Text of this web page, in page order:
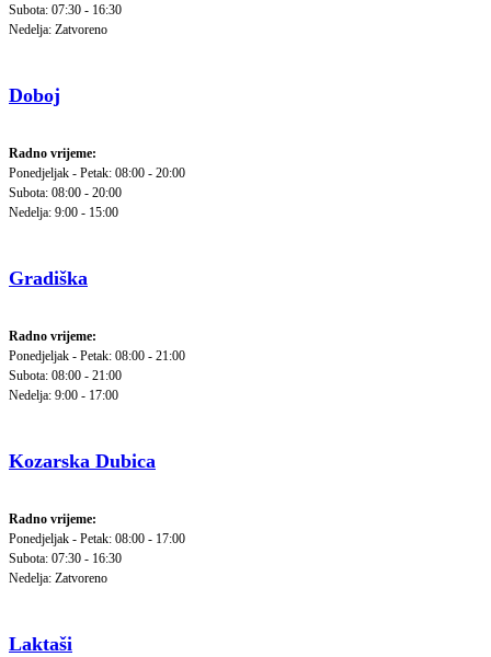
Subota: 07:30 - 16:30
Nedelja: Zatvoreno
Doboj
Radno vrijeme:
Ponedjeljak - Petak: 08:00 - 20:00
Subota: 08:00 - 20:00
Nedelja: 9:00 - 15:00
Gradiška
Radno vrijeme:
Ponedjeljak - Petak: 08:00 - 21:00
Subota: 08:00 - 21:00
Nedelja: 9:00 - 17:00
Kozarska Dubica
Radno vrijeme:
Ponedjeljak - Petak: 08:00 - 17:00
Subota: 07:30 - 16:30
Nedelja: Zatvoreno
Laktaši